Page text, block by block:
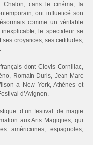
Chalon, dans le cinéma, Ia
ont influencé son
comme un véritable
le spectateur se
croyances, ses certitudes,
dont Clovis Cornillac,
Romain Duris, Jean-Marc
a New York, Athènes et
d’Avignon.
d’un festival de magie
aux Arts Magiques, qui
américaines, espagnoles,